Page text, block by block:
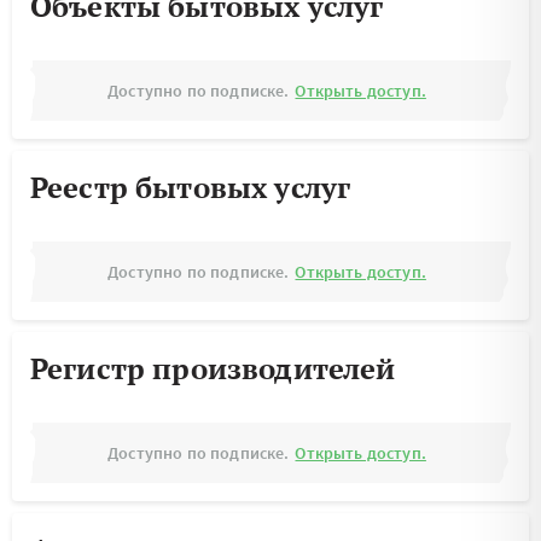
Доступно по подписке. Открыть доступ.
Реестр бытовых услуг
Доступно по подписке. Открыть доступ.
Регистр производителей
Доступно по подписке. Открыть доступ.